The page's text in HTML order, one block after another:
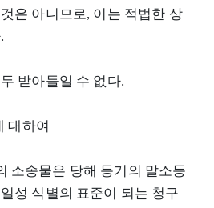
은 아니므로, 이는 적법한 상
받아들일 수 없다.
대하여
소송물은 당해 등기의 말소등
성 식별의 표준이 되는 청구